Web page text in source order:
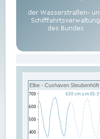
Elbe - Cuxhaven Steubenhöft